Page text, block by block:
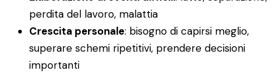
perdita del lavoro, malattia
Crescita personale: bisogno di capirsi meglio,
superare schemi ripetitivi, prendere decisioni
importanti